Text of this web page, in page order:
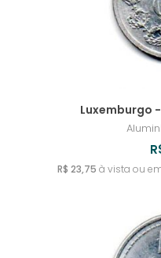
Luxemburgo
R$ 23,75 à vista ou